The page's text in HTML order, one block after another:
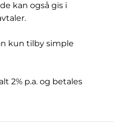
kan også gis i
kun tilby simple
2% p.a. og betales